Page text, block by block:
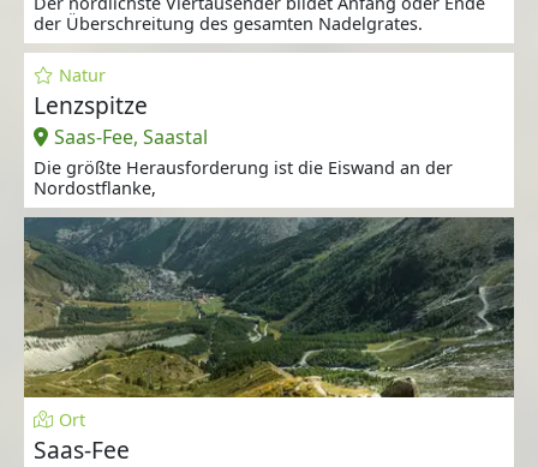
der Überschreitung des gesamten Nadelgrates.
Natur
Lenzspitze
Saas-Fee, Saastal
Die größte Herausforderung ist die Eiswand an der
Nordostflanke,
Ort
Saas-Fee